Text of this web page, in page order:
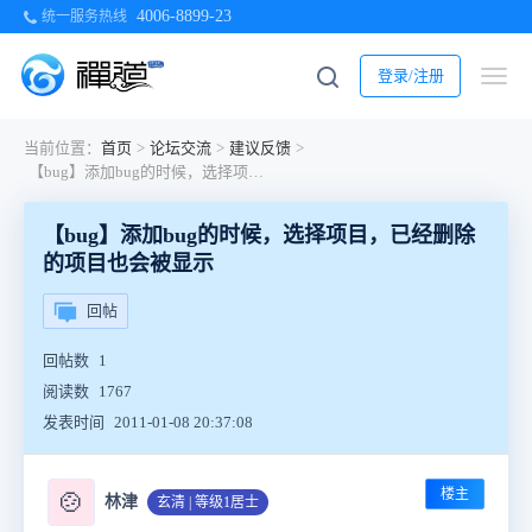
统一服务热线 4006-8899-23
登录/注册
当前位置： 首页 > 论坛交流 > 建议反馈 >
【bug】添加bug的时候，选择项目，已经删除的项目也会被显示
【bug】添加bug的时候，选择项目，已经删除
的项目也会被显示
回帖
回帖数 1
阅读数 1767
发表时间
2011-01-08 20:37:08
🍲 林津 玄清 | 等级1居士 楼主